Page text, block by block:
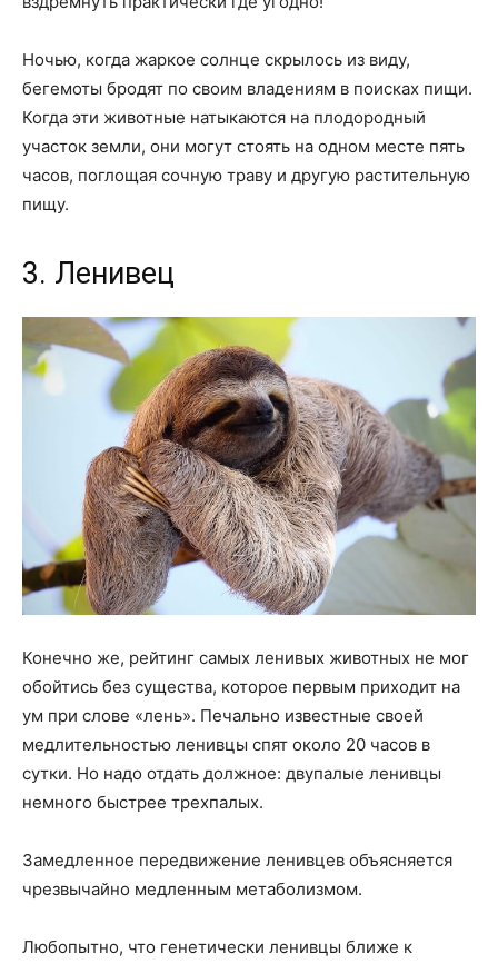
Ночью, когда жаркое солнце скрылось из виду,
бегемоты бродят по своим владениям в поисках пищи.
Когда эти животные натыкаются на плодородный
участок земли, они могут стоять на одном месте пять
часов, поглощая сочную траву и другую растительную
пищу.
3. Ленивец
Конечно же, рейтинг самых ленивых животных не мог
обойтись без существа, которое первым приходит на
ум при слове «лень». Печально известные своей
медлительностью ленивцы спят около 20 часов в
сутки. Но надо отдать должное: двупалые ленивцы
немного быстрее трехпалых.
Замедленное передвижение ленивцев объясняется
чрезвычайно медленным метаболизмом.
Любопытно, что генетически ленивцы ближе к